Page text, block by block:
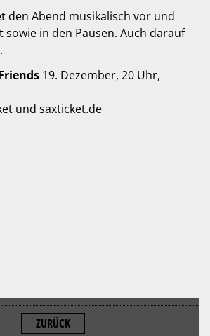
den Abend musikalisch vor und
sowie in den Pausen. Auch darauf
19. Dezember, 20 Uhr,
und saxticket.de
ZURÜCK